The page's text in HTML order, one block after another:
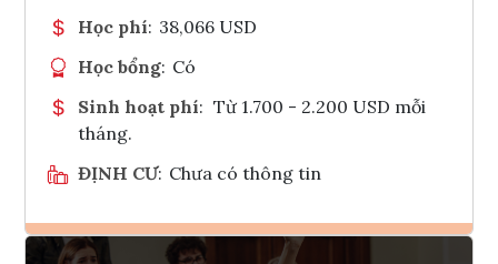
Học phí: 38,066 USD
Học bổng: Có
Sinh hoạt phí: Từ 1.700 - 2.200 USD mỗi
tháng.
ĐỊNH CƯ: Chưa có thông tin